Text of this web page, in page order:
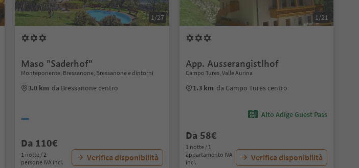
1/27
Maso "Saderhof"
Monteponente, Bressanone, Bressanone e dintorni
3.0 km da Bressanone centro
Da 110€
1 notte / 2
persone IVA incl.
Verifica disponibilità
1/21
App. Ausserangistlhof
Campo Tures, Valle Aurina
1.3 km da Campo Tures centro
Alto Adige Guest Pass
Da 58€
1 notte / 1
appartamento IVA
incl.
Verifica disponibilità